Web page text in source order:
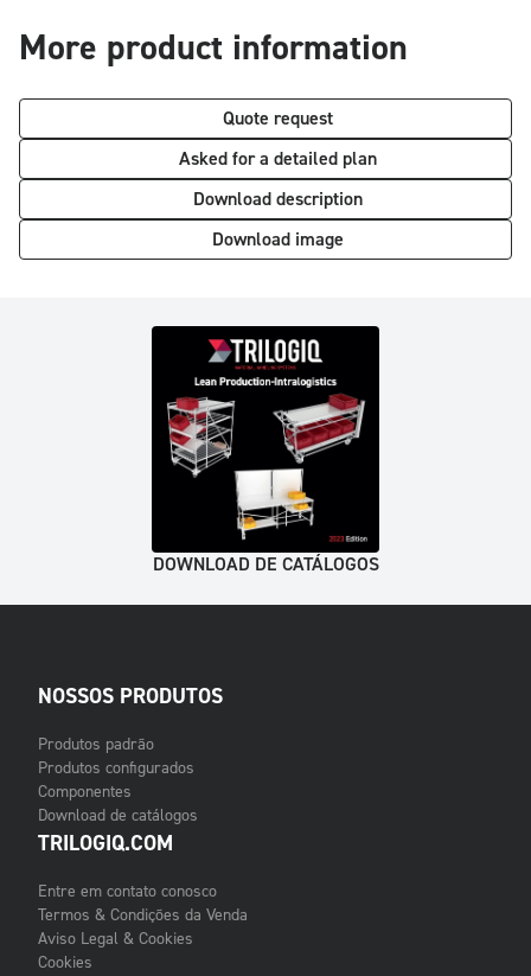
More product information
Quote request
Asked for a detailed plan
Download description
Download image
DOWNLOAD DE CATÁLOGOS
NOSSOS PRODUTOS
Produtos padrão
Produtos configurados
Componentes
Download de catálogos
TRILOGIQ.COM
Entre em contato conosco
Termos & Condições da Venda
Aviso Legal & Cookies
Cookies